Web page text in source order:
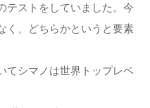
テストをしていました。今
く、どちらかというと要素
てシマノは世界トップレベ